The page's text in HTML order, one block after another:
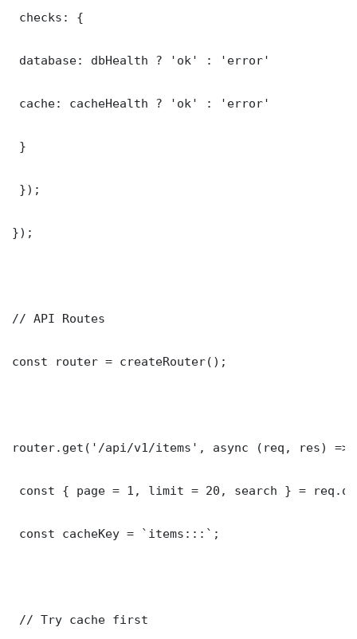
checks: {
database: dbHealth ? 'ok' : 'error'
cache: cacheHealth ? 'ok' : 'error'
}
});
});
// API Routes
const router = createRouter();
router.get('/api/v1/items', async (req, res) =>
const { page = 1, limit = 20, search } =
const cacheKey = `items:::`;
// Try cache first